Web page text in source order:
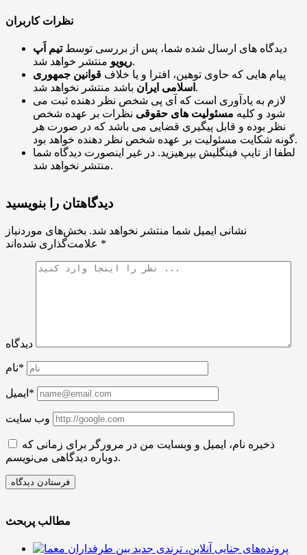
نظرات کاربران
دیدگاه های ارسال شده شما، پس از بررسی توسطتیم اَپ
ریویومنتشر خواهد شد.
پیام هایی که حاوی توهین، افترا و یا خلاف قوانین جمهوری
اسلامی ایران باشد منتشر نخواهد شد.
لازم به یادآوری است که آی پی شخص نظر دهنده ثبت می
شود و کلیه مسئولیت های حقوقی نظرات بر عهده شخص
نظر بوده و قابل پیگیری قضایی می باشد که در صورت هر
گونه شکایت مسئولیت بر عهده شخص نظر دهنده خواهد بود.
لطفا از تایپ فینگلیش بپرهیزید. در غیر اینصورت دیدگاه شما
منتشر نخواهد شد.
دیدگاهتان را بنویسید
نشانی ایمیل شما منتشر نخواهد شد. بخش‌های موردنیاز
*
دیدگاه
نام*
ایمیل*
وب سایت
ذخیره نام، ایمیل و وبسایت من در مرورگر برای زمانی که
دوباره دیدگاهی می‌نویسم.
مطالب پربحث